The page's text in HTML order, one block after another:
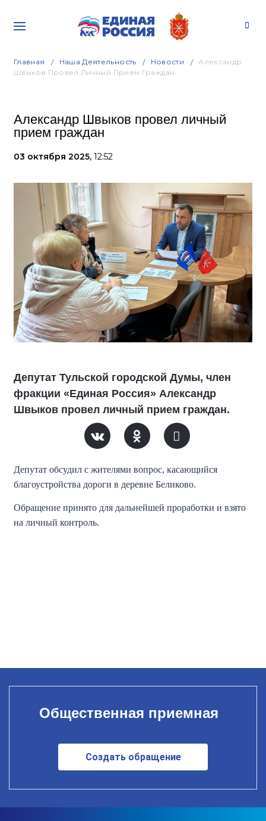
Главная Наша Деятельность Новости
Александр
Швыков Провел Личный Прием Граждан
Александр Швыков провел личный
прием граждан
03 октября 2025, 12:52
Депутат Тульской городской Думы, член
фракции «Единая Россия» Александр
Швыков провел личный прием граждан.
Депутат обсудил с жителями вопрос, касающийся
благоустройства дороги в деревне Беликово.
Обращение принято для дальнейшей проработки и взято
на личный контроль.
Общественная приемная
Создать обращение